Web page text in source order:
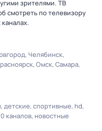
зрителями. ТВ
смотреть по телевизору
Челябинск
Омск Самара
детские спортивные hd
каналов новостные